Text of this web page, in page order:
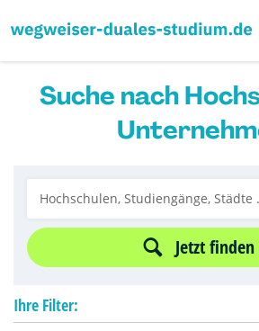
Suche nach
Jetzt finden
Ihre Filter: